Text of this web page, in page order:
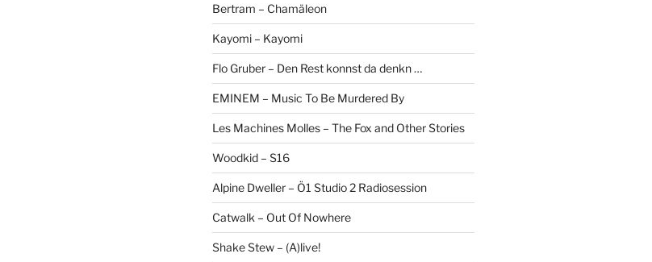
Bertram – Chamäleon
Kayomi – Kayomi
Flo Gruber – Den Rest konnst da denkn …
EMINEM – Music To Be Murdered By
Les Machines Molles – The Fox and Other Stories
Woodkid – S16
Alpine Dweller – Ö1 Studio 2 Radiosession
Catwalk – Out Of Nowhere
Shake Stew – (A)live!